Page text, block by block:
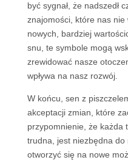
być sygnał, że nadszedł
znajomości, które nas
nowych, bardziej
snu, te symbole mogą
zrewidować nasze
wpływa na nasz rozwój.
W końcu, sen z
akceptacji zmian, które
przypomnienie, że każda
trudna, jest niezbędna
otworzyć się na nowe